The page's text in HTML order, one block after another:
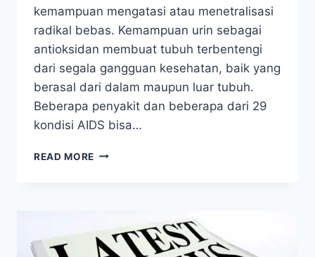
kemampuan mengatasi atau menetralisasi
radikal bebas. Kemampuan urin sebagai
antioksidan membuat tubuh terbentengi
dari segala gangguan kesehatan, baik yang
berasal dari dalam maupun luar tubuh.
Beberapa penyakit dan beberapa dari 29
kondisi AIDS bisa…
READ MORE TERAPI